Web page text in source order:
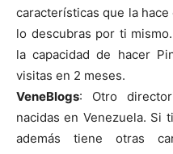
características que la
lo descubras por ti
la capacidad de hacer
visitas en 2 meses.
VeneBlogs: Otro
nacidas en Venezuela. Si
además tiene otras